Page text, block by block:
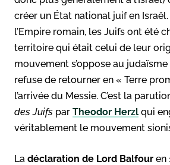
créer un État national juif en
l’Empire romain, les Juifs ont été
territoire qui était celui de leur
mouvement s’oppose au
refuse de retourner en « Terre
l’arrivée du Messie. C’est la
des Juifs par Theodor Herzl qui
véritablement le mouvement
La déclaration de Lord Balfour en